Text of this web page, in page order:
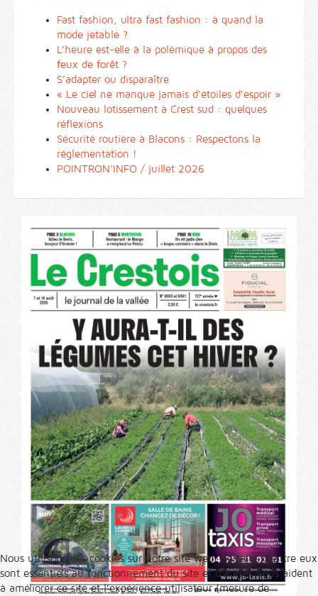
Fast fashion, ultra fast fashion : à quand la
mode jetable ?
L’heure est-elle à la polémique à propos des
feux de forêt ?
S’adapter ou disparaître
« Le ciel ne manque jamais d'étoiles d'espoir »
Nouveau lotissement à Crest sud : quelques
réflexions
Sécurité routière à Blacons : Respectons la
réglementation !
POINTRON'INFO / juillet 2026
Nous utilisons des cookies sur notre site web. Certains d’entre eux
sont essentiels au fonctionnement du site et d’autres nous aident
à améliorer ce site et l’expérience utilisateur (mesure de